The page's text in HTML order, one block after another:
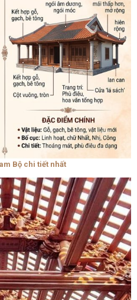
Bộ chi tiết nhất